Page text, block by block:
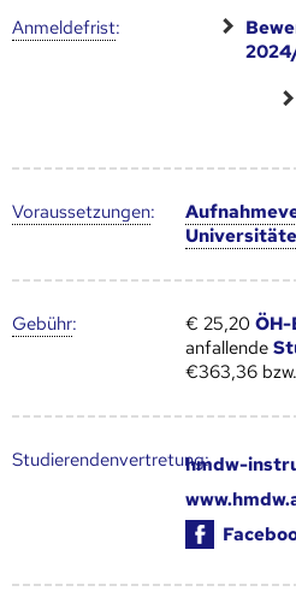
Anmelde­frist:
Voraus­setzungen:
Gebühr: € 25,20
anfallende
€363,36
Studierendenvertretung:hmdw-